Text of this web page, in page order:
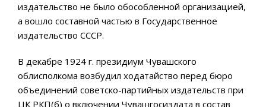
издательство не было обособленной организацией,
а вошло составной частью в Государственное
издательство СССР.
В декабре 1924 г. президиум Чувашского
облисполкома возбудил ходатайство перед бюро
объединений советско-партийных издательств при
ЦК РКП(б) о включении Чувашгосиздата в состав